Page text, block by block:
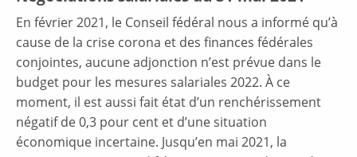
En février 2021, le Conseil fédéral nous a informé qu’à
cause de la crise corona et des finances fédérales
conjointes, aucune adjonction n’est prévue dans le
budget pour les mesures salariales 2022. À ce
moment, il est aussi fait état d’un renchérissement
négatif de 0,3 pour cent et d’une situation
économique incertaine. Jusqu’en mai 2021, la